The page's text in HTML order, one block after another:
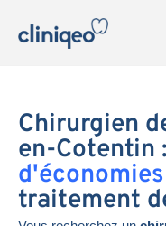
Chirurgien
en-Cotentin
d'économies
traitement